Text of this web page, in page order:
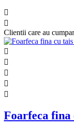


Clientii care au





Foarfeca fina